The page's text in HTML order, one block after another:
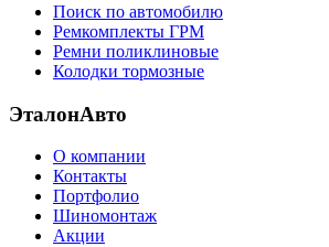
Поиск по автомобилю
Ремкомплекты ГРМ
Ремни поликлиновые
Колодки тормозные
ЭталонАвто
О компании
Контакты
Портфолио
Шиномонтаж
Акции